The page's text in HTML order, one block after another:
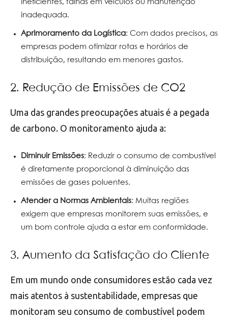
ineficientes, falhas em veículos ou manutenção
inadequada.
Aprimoramento da Logística: Com dados precisos, as
empresas podem otimizar rotas e horários de
distribuição, resultando em menores gastos.
2. Redução de Emissões de CO2
Uma das grandes preocupações atuais é a pegada
de carbono. O monitoramento ajuda a:
Diminuir Emissões: Reduzir o consumo de combustível
é diretamente proporcional à diminuição das
emissões de gases poluentes.
Atender a Normas Ambientais: Muitas regiões
exigem que empresas monitorem suas emissões, e
um bom controle ajuda a estar em conformidade.
3. Aumento da Satisfação do Cliente
Em um mundo onde consumidores estão cada vez
mais atentos à sustentabilidade, empresas que
monitoram seu consumo de combustível podem